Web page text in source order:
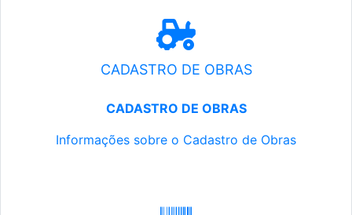
CADASTRO DE OBRAS
CADASTRO DE OBRAS
Informações sobre o Cadastro de Obras